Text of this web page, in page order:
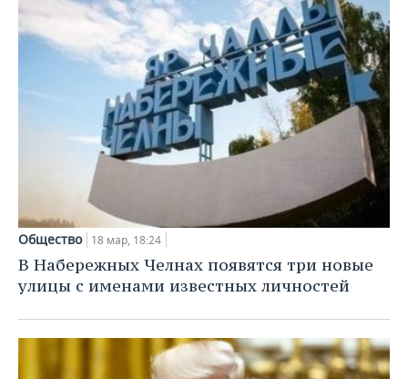
Общество 18 мар, 18:24
В Набережных Челнах появятся три новые
улицы с именами известных личностей